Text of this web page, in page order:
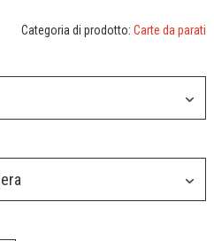
Categoria di prodotto: Carte da parati